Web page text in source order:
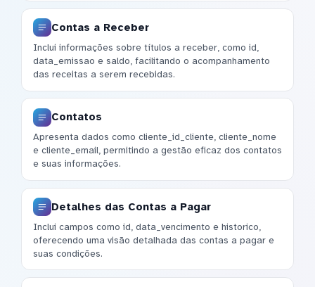
Contas a Receber
Inclui informações sobre títulos a receber, como id,
data_emissao e saldo, facilitando o acompanhamento
das receitas a serem recebidas.
Contatos
Apresenta dados como cliente_id_cliente, cliente_nome
e cliente_email, permitindo a gestão eficaz dos contatos
e suas informações.
Detalhes das Contas a Pagar
Inclui campos como id, data_vencimento e historico,
oferecendo uma visão detalhada das contas a pagar e
suas condições.